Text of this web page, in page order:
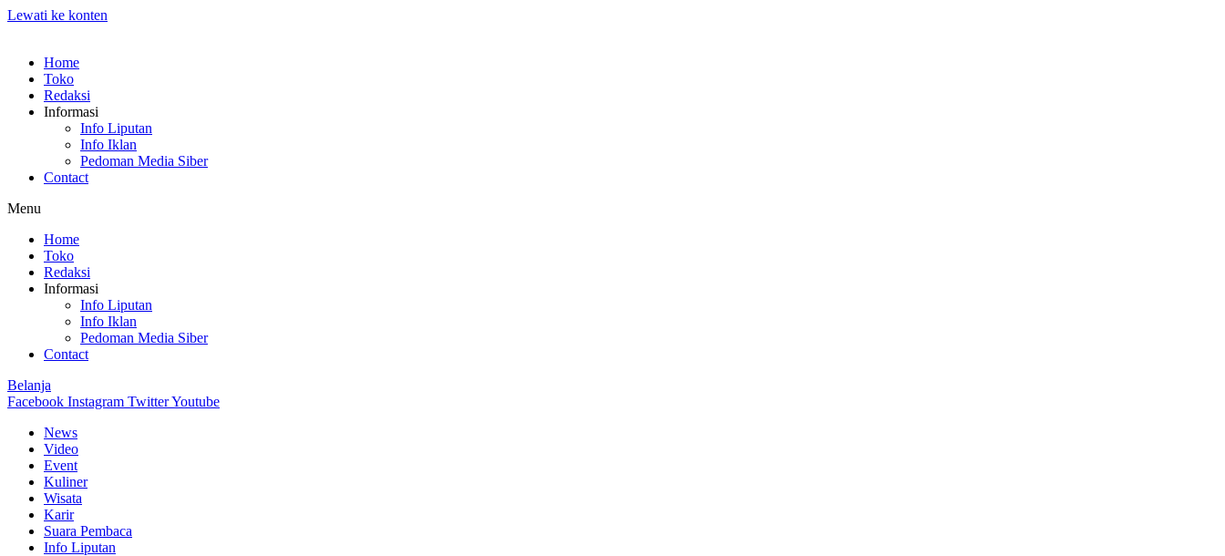
Lewati ke konten
Home
Toko
Redaksi
Informasi
Info Liputan
Info Iklan
Pedoman Media Siber
Contact
Menu
Home
Toko
Redaksi
Informasi
Info Liputan
Info Iklan
Pedoman Media Siber
Contact
Belanja
Facebook Instagram TwitterYoutube
News
Video
Event
Kuliner
Wisata
Karir
Suara Pembaca
Info Liputan